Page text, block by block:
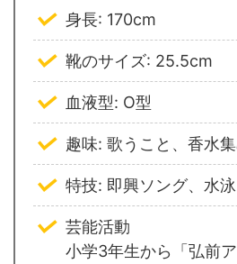
身長: 170cm
靴のサイズ: 25.5cm
血液型: O型
趣味: 歌うこと、香水
特技: 即興ソング、水泳
芸能活動
小学3年生から「弘前